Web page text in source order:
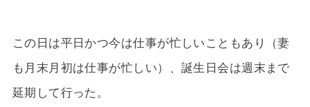
この日は平日かつ今は仕事が忙しいこともあり（妻
も月末月初は仕事が忙しい）、誕生日会は週末まで
延期して行った。